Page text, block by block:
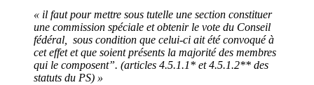
« il faut pour mettre sous tutelle une section constituer
une commission spéciale et obtenir le vote du Conseil
fédéral, sous condition que celui-ci ait été convoqué à
cet effet et que soient présents la majorité des membres
qui le composent”. (articles 4.5.1.1* et 4.5.1.2** des
statuts du PS) »